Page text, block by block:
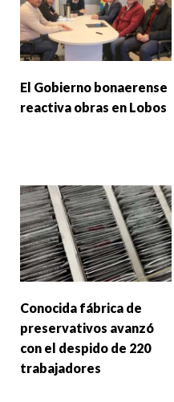
El Gobierno bonaerense
reactiva obras en Lobos
Conocida fábrica de
preservativos avanzó
con el despido de 220
trabajadores